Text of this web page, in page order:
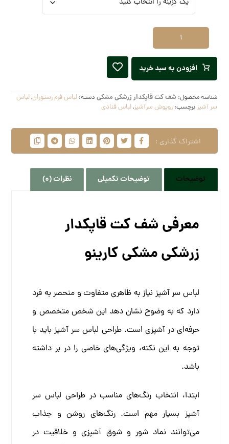
افزودن به سبد خرید
شناسه محصول: شف کت قاپکدار زرشکی مشکی دسته:لباس فرم رستوران,لباس
سر آشپزبرچسب:روپوش سرآشپز,لباس قنادی
توضیحات توضیحات تکمیلی نظرات (0)
معرفی شف کت قاپکدار
زرشکی مشکی کارینو
لباس سر آشپز نیاز به ظاهری متفاوت و منحصر به فرد
دارد که به وضوح نشان دهد این شخص متخصص و
حرفه‌ای در آشپزی است. طراحی لباس سر آشپز باید با
توجه به این نکته، ویژگی‌های خاصی را در بر داشته
باشد.
ابتدا، انتخاب رنگ‌های مناسب در طراحی لباس سر
آشپز بسیار مهم است. رنگ‌های روشن و جذاب
می‌توانند نماد شور و شوق آشپزی و خلاقیت در